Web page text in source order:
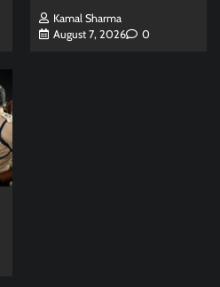
Kamal Sharma
August 7, 2026
0